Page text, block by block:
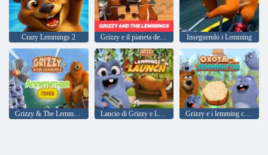
Crazy Lemmings 2 Grizzy e il pianeta dei puzzle di Lemmings Inseguendo i Lemming
Lancio di Grizzy e Lemmings Lemmings